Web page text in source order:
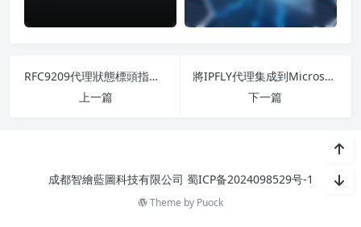
RFC9209代理狀態標頭指南2025-IPFLY代理簡化調試
上一篇
將IPFLY代理集成到Microsoft Copilot Studio-使用全局SERP數據爲AI代理供電
下一篇
成都智繪藍圖科技有限公司 蜀ICP备2024098529号-1
Theme by Puock